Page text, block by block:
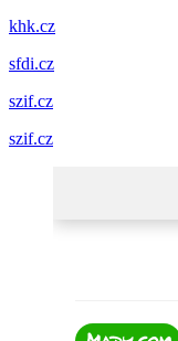
khk.cz
sfdi.cz
szif.cz
szif.cz